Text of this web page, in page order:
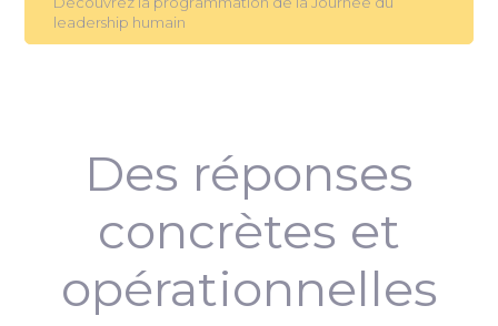
leadership humain
Des réponses
concrètes et
opérationnelles